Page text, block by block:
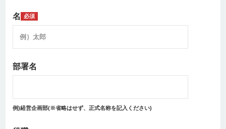
名 必須
部署名
例)経営企画部(※省略はせず、正式名称を記入ください)